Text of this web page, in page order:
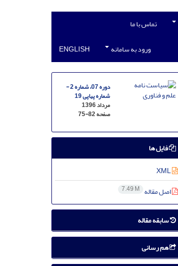
تماس با ما
ورود به سامانه
ENGLISH
دوره 07، شماره 2 -
شماره پیاپی 19
مرداد 1396
صفحه75-82
فایل ها
XML
اصل مقاله 7.49 M
سابقه مقاله
هم رسانی